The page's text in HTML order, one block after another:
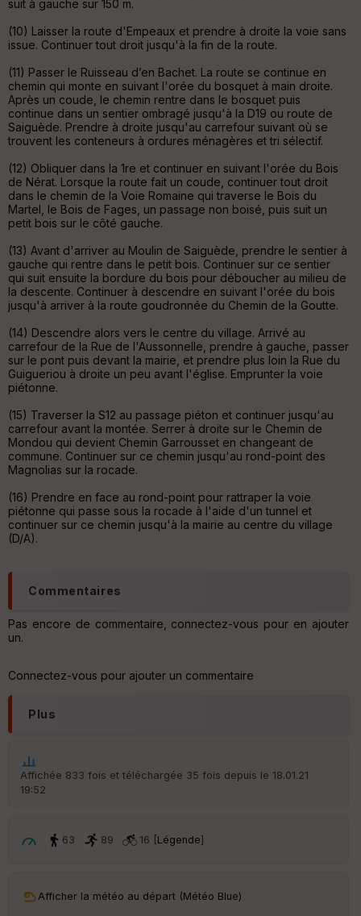
ar
Po
int
illé
s
S
e
St
re
et
w
suit à gauche sur 150 m.
(10) Laisser la route d'Empeaux et prendre à droite la voie sans
issue. Continuer tout droit jusqu'à la fin de la route.
(11) Passer le Ruisseau d’en Bachet. La route se continue en
chemin qui monte en suivant l'orée du bosquet à main droite.
Après un coude, le chemin rentre dans le bosquet puis
continue dans un sentier ombragé jusqu'à la D19 ou route de
Saiguède. Prendre à droite jusqu'au carrefour suivant où se
trouvent les conteneurs à ordures ménagères et tri sélectif.
(12) Obliquer dans la 1re et continuer en suivant l'orée du Bois
de Nérat. Lorsque la route fait un coude, continuer tout droit
dans le chemin de la Voie Romaine qui traverse le Bois du
Martel, le Bois de Fages, un passage non boisé, puis suit un
petit bois sur le côté gauche.
(13) Avant d'arriver au Moulin de Saiguède, prendre le sentier à
gauche qui rentre dans le petit bois. Continuer sur ce sentier
qui suit ensuite la bordure du bois pour déboucher au milieu de
la descente. Continuer à descendre en suivant l'orée du bois
jusqu'à arriver à la route goudronnée du Chemin de la Goutte.
(14) Descendre alors vers le centre du village. Arrivé au
carrefour de la Rue de l'Aussonnelle, prendre à gauche, passer
sur le pont puis devant la mairie, et prendre plus loin la Rue du
Guigueriou à droite un peu avant l'église. Emprunter la voie
piétonne.
(15) Traverser la S12 au passage piéton et continuer jusqu'au
carrefour avant la montée. Serrer à droite sur le Chemin de
Mondou qui devient Chemin Garrousset en changeant de
commune. Continuer sur ce chemin jusqu'au rond-point des
Magnolias sur la rocade.
(16) Prendre en face au rond-point pour rattraper la voie
piétonne qui passe sous la rocade à l'aide d'un tunnel et
continuer sur ce chemin jusqu'à la mairie au centre du village
(D/A).
Commentaires
Pas encore de commentaire, connectez-vous pour en ajouter
un.
Connectez-vous pour ajouter un commentaire
Plus
Affichée 833 fois et téléchargée 35 fois depuis le 18.01.21
19:52
63 89 16 [Légende]
Afficher la météo au départ (Météo Blue)